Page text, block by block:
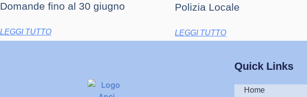
Domande fino al 30 giugno
LEGGI TUTTO
Polizia Locale
LEGGI TUTTO
Quick Links
Home